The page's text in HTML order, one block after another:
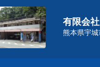
有限会
熊本県宇